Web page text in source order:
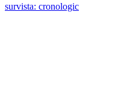
survista: cronologic